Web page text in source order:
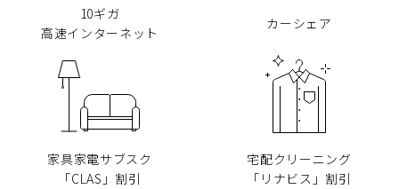
10ギガ
高速インターネット
カーシェア
家具家電サブスク
「CLAS」割引
宅配クリーニング
「リナビス」割引